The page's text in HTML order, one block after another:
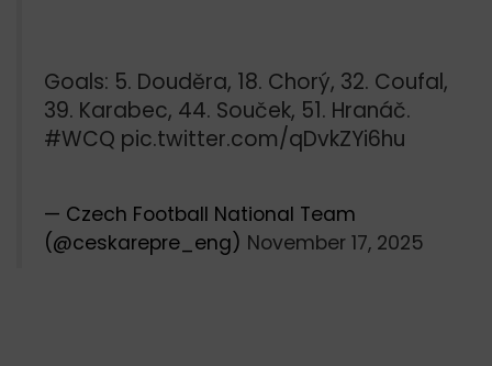
Goals: 5. Douděra, 18. Chorý, 32. Coufal,
39. Karabec, 44. Souček, 51. Hranáč.
#WCQ pic.twitter.com/qDvkZYi6hu
— Czech Football National Team
(@ceskarepre_eng) November 17, 2025